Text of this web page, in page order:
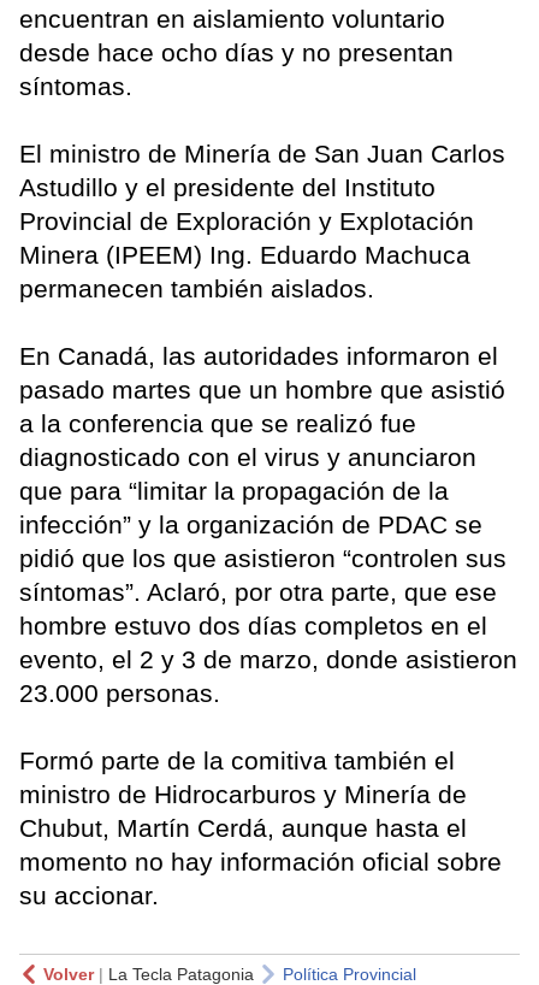
encuentran en aislamiento voluntario
desde hace ocho días y no presentan
síntomas.
El ministro de Minería de San Juan Carlos
Astudillo y el presidente del Instituto
Provincial de Exploración y Explotación
Minera (IPEEM) Ing. Eduardo Machuca
permanecen también aislados.
En Canadá, las autoridades informaron el
pasado martes que un hombre que asistió
a la conferencia que se realizó fue
diagnosticado con el virus y anunciaron
que para “limitar la propagación de la
infección” y la organización de PDAC se
pidió que los que asistieron “controlen sus
síntomas”. Aclaró, por otra parte, que ese
hombre estuvo dos días completos en el
evento, el 2 y 3 de marzo, donde asistieron
23.000 personas.
Formó parte de la comitiva también el
ministro de Hidrocarburos y Minería de
Chubut, Martín Cerdá, aunque hasta el
momento no hay información oficial sobre
su accionar.
Volver| La Tecla Patagonia Política Provincial